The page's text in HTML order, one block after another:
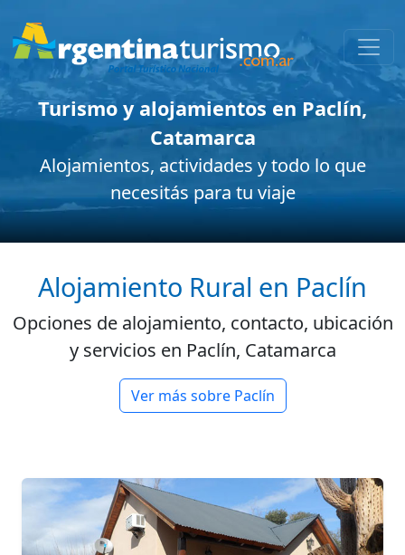
Turismo y alojamientos en Paclín,
Catamarca
Alojamientos, actividades y todo lo que
necesitás para tu viaje
Alojamiento Rural en Paclín
Opciones de alojamiento, contacto, ubicación
y servicios en Paclín, Catamarca
Ver más sobre Paclín